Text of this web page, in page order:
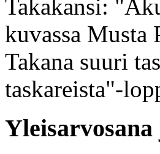
Takakansi:
kuvassa Musta
Takana suuri
taskareista"-